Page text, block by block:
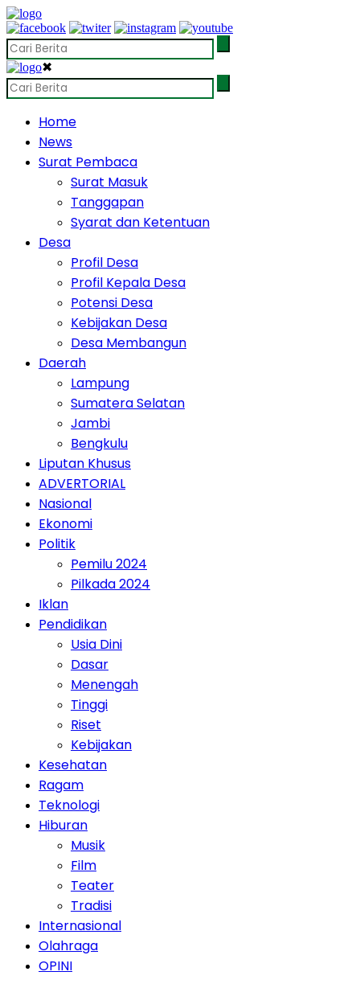
✖
Home
News
Surat Pembaca
Surat Masuk
Tanggapan
Syarat dan Ketentuan
Desa
Profil Desa
Profil Kepala Desa
Potensi Desa
Kebijakan Desa
Desa Membangun
Daerah
Lampung
Sumatera Selatan
Jambi
Bengkulu
Liputan Khusus
ADVERTORIAL
Nasional
Ekonomi
Politik
Pemilu 2024
Pilkada 2024
Iklan
Pendidikan
Usia Dini
Dasar
Menengah
Tinggi
Riset
Kebijakan
Kesehatan
Ragam
Teknologi
Hiburan
Musik
Film
Teater
Tradisi
Internasional
Olahraga
OPINI